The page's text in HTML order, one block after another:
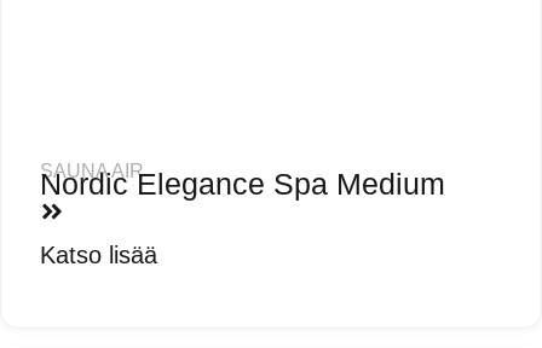
SAUNA AIR
Nordic Elegance Spa Medium
Katso lisää